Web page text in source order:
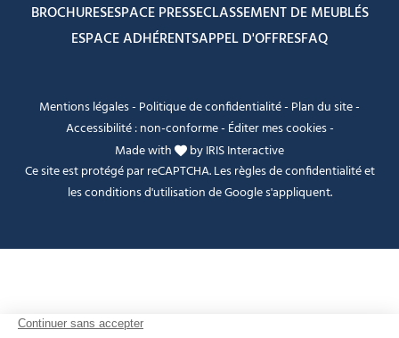
BROCHURESESPACE PRESSECLASSEMENT DE MEUBLÉS
ESPACE ADHÉRENTSAPPEL D'OFFRESFAQ
Mentions légales- Politique de confidentialité- Plan du site-
Accessibilité : non-conforme- Éditer mes cookies-
Made with
byIRIS Interactive
Ce site est protégé par reCAPTCHA. Lesrègles de confidentialitéet
lesconditions d'utilisationde Google s'appliquent.